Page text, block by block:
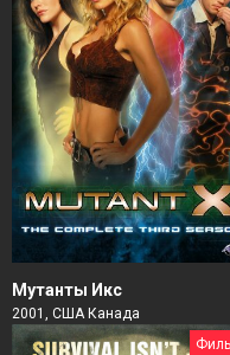
Мутанты Икс
2001, США Канада